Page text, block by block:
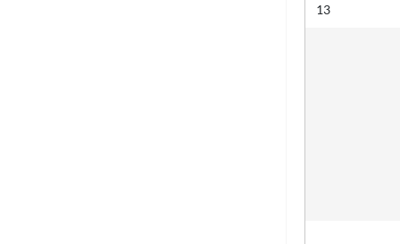
Résultat n°
13